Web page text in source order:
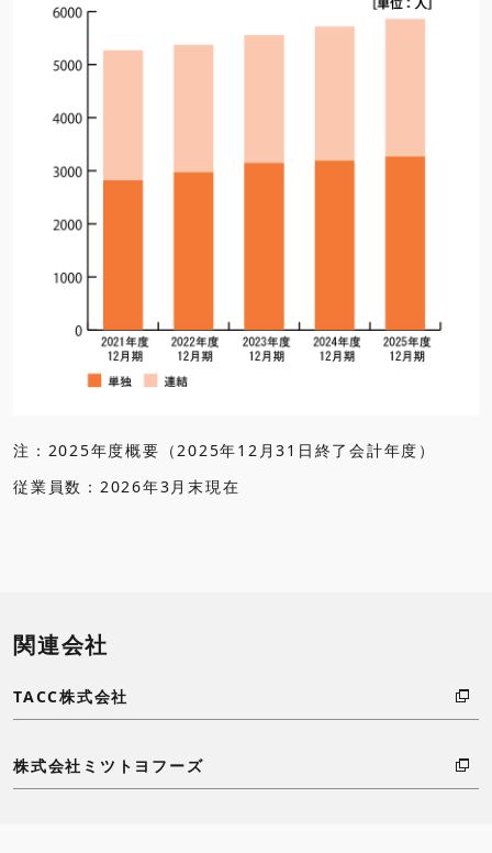
注：2025年度概要（2025年12月31日終了会計年度）
従業員数：2026年3月末現在
関連会社
TACC株式会社
株式会社ミツトヨフーズ